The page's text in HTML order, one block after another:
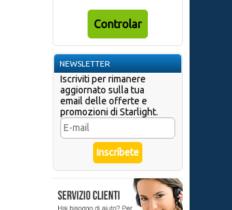
NEWSLETTER
Iscriviti per rimanere
aggiornato sulla tua
email delle offerte e
promozioni di Starlight.